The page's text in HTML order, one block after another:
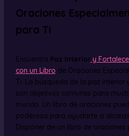
Oraciones
para Ti
Encuentra Paz Interiory
con un Libro de Oraciones
Ti. La búsqueda de la paz interior
son objetivos comunes para
mundo. Un libro de oraciones
poderosa para ayudarte a
Disponer de un libro de oraciones